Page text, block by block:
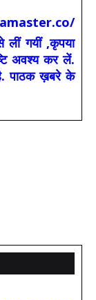
गयीं ,कृपया
अवश्य कर लें.
है. पाठक ख़बरे के